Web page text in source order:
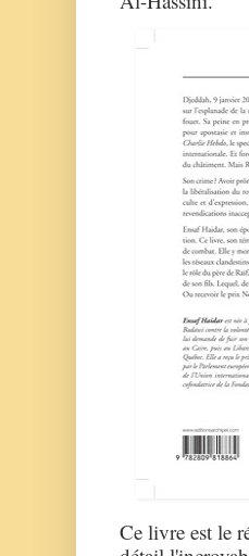
Ce livre est le